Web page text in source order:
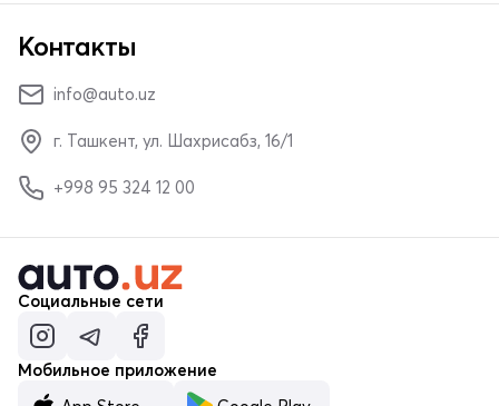
Контакты
info@auto.uz
г. Ташкент, ул. Шахрисабз, 16/1
+998 95 324 12 00
Социальные сети
Мобильное приложение